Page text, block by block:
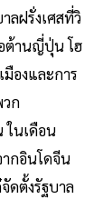
ลฝรั่งเศสที่วิ
ต้านญี่ปุ่น โฮ
องและการ
ก
ในเดือน
กอินโดจีน
ดตั้งรัฐบาล